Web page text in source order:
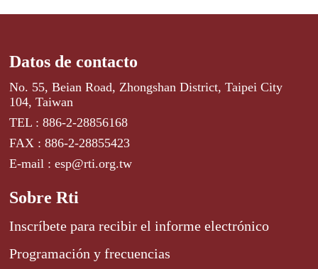
Datos de contacto
No. 55, Beian Road, Zhongshan District, Taipei City
104, Taiwan
TEL : 886-2-28856168
FAX : 886-2-28855423
E-mail : esp@rti.org.tw
Sobre Rti
Inscríbete para recibir el informe electrónico
Programación y frecuencias